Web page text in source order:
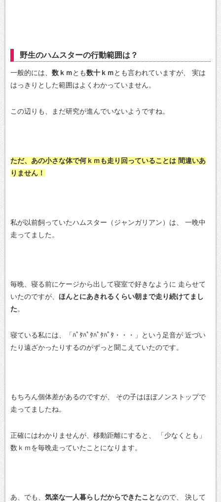
野生のハムスターの行動範囲は？
一般的には、 数ｋｍとも数十ｋｍとも言われていますが、
実は
はっきりとした範囲はよくわかっていません。
この辺りも、まだ研究が進んでいないようですね。
ただ、あの小さな体で何ｋｍも走り回っていることは 間違いあ
りません！
私が以前飼っていたハムスター（ジャンガリアン）は、
一晩中
走ってました。
毎晩、寝る前にケージから出して寝室で好きなように 走らせて
いたのですが、 ほんとにあきれるくらい朝まで走り続けてまし
た。
寝ている私には、「ﾊﾟﾀﾊﾟﾀﾊﾟﾀﾊﾟﾀ・・・」という足音が 近づい
たり遠ざかったりするのがずっと聞こえていたのです。
もちろん個体差があるのですが、
その子はほぼノンストップで
走ってましたね。
正確にはわかりませんが、移動距離にすると、
「少なくとも」
数ｋｍを毎晩走っていたことになります。
あ、でも、 気楽な一人暮らしだからできたことなので、
決して